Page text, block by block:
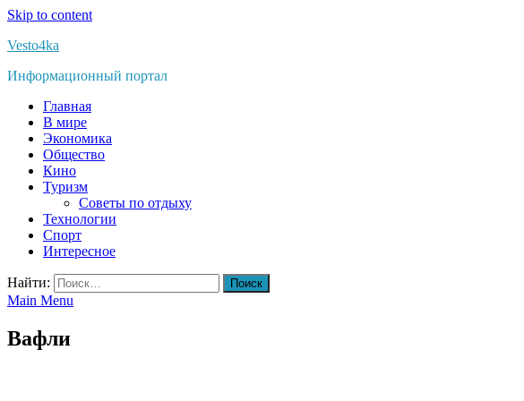
Skip to content
Vesto4ka
Информационный портал
Главная
В мире
Экономика
Общество
Кино
Туризм
Советы по отдыху
Технологии
Спорт
Интересное
Найти:
Main Menu
Вафли